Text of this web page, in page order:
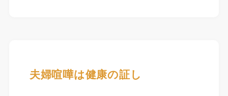
夫婦喧嘩は健康の証し